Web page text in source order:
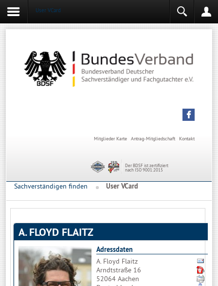
User VCard
Angemeldet bleiben
Kontakt
Antrag-Mitgliedschaft
Mitglieder Karte
Der BDSF ist zertifiziert
nach ISO 9001:2015
Sachverständigen finden User VCard
A. FLOYD FLAITZ
Adressdaten
A. Floyd Flaitz
Arndtstraße 16
52064 Aachen